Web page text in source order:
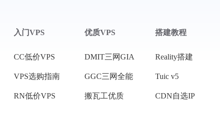
入门VPS
CC低价VPS
VPS选购指南
RN低价VPS
优质VPS
DMIT三网GIA
GGC三网全能
搬瓦工优质
搭建教程
Reality搭建
Tuic v5
CDN自选IP